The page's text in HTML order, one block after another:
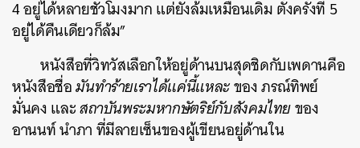
4 อยู่ได้หลายชั่วโมงมาก แต่ยังล้มเหมือนเดิม ตั้งครั้งที่ 5
อยู่ได้คืนเดียวก็ล้ม”
หนังสือที่วิทวัสเลือกให้อยู่ด้านบนสุดชิดกับเพดานคือ
หนังสือชื่อมันทำร้ายเราได้แค่นี้แหละของภรณ์ทิพย์
มั่นคงและสถาบันพระมหากษัตริย์กับสังคมไทยของ
อานนท์ นำภา ที่มีลายเซ็นของผู้เขียนอยู่ด้านใน